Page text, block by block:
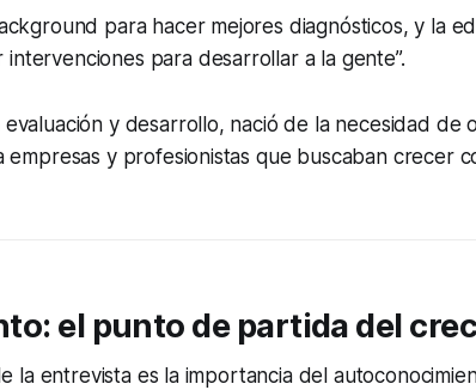
para hacer mejores diagnósticos, y la
para desarrollar a la gente”.
y desarrollo, nació de la necesidad de
empresas y profesionistas que buscaban crecer
el punto de partida del
la entrevista es la importancia del